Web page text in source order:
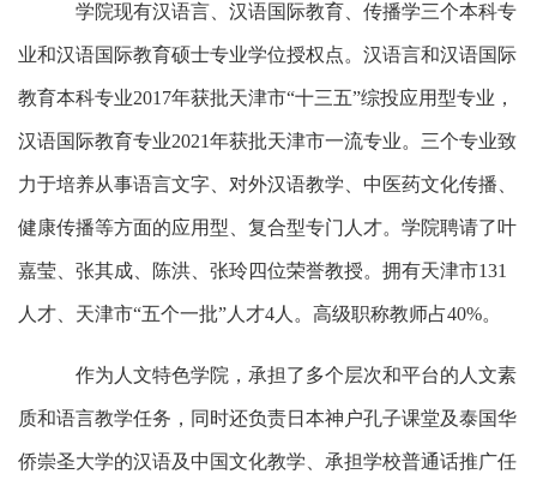
学院现有汉语言、汉语国际教育、传播学三个本科专
业和汉语国际教育硕士专业学位授权点。汉语言和汉语国际
教育本科专业2017年获批天津市“十三五”综投应用型专业，
汉语国际教育专业2021年获批天津市一流专业。三个专业致
力于培养从事语言文字、对外汉语教学、中医药文化传播、
健康传播等方面的应用型、复合型专门人才。学院聘请了叶
嘉莹、张其成、陈洪、张玲四位荣誉教授。拥有天津市131
人才、天津市“五个一批”人才4人。高级职称教师占40%。
作为人文特色学院，承担了多个层次和平台的人文素
质和语言教学任务，同时还负责日本神户孔子课堂及泰国华
侨崇圣大学的汉语及中国文化教学、承担学校普通话推广任